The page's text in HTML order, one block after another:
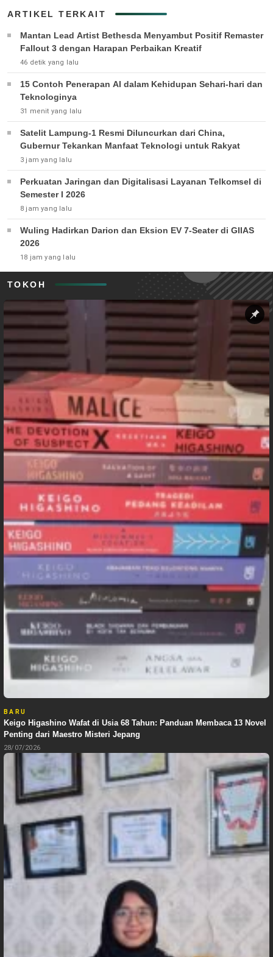
ARTIKEL TERKAIT
Mantan Lead Artist Bethesda Menyambut Positif Remaster
Fallout 3 dengan Harapan Perbaikan Kreatif
46 detik yang lalu
15 Contoh Penerapan AI dalam Kehidupan Sehari-hari dan
Teknologinya
31 menit yang lalu
Satelit Lampung-1 Resmi Diluncurkan dari China,
Gubernur Tekankan Manfaat Teknologi untuk Rakyat
3 jam yang lalu
Perkuatan Jaringan dan Digitalisasi Layanan Telkomsel di
Semester I 2026
8 jam yang lalu
Wuling Hadirkan Darion dan Eksion EV 7-Seater di GIIAS
2026
18 jam yang lalu
TOKOH
BARU
Keigo Higashino Wafat di Usia 68 Tahun: Panduan Membaca 13 Novel
Penting dari Maestro Misteri Jepang
28/07/2026